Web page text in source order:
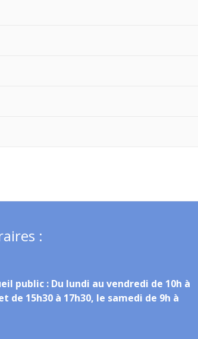
:
public : Du lundi au vendredi de 10h à
de 15h30 à 17h30, le samedi de 9h à